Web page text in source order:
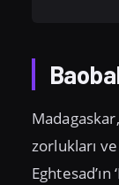
zorlukları